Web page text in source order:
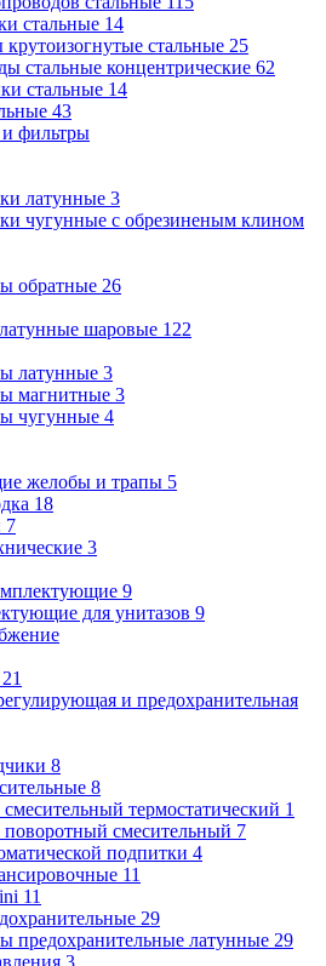
стальные 14
стальные 25
стальные концентрические 62
стальные 14
43
и фильтры
латунные 3
чугунные с обрезиненым клином
обратные 26
шаровые 122
латунные 3
магнитные 3
чугунные 4
желобы и трапы 5
18
7
3
9
для унитазов 9
21
и предохранительная
8
8
термостатический 1
cмесительный 7
подпитки 4
11
11
29
предохранительные латунные 29
3